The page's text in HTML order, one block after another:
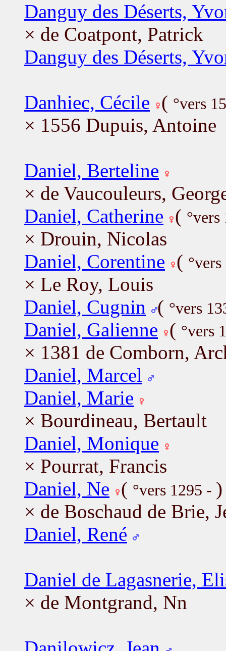
Danguy des Déserts,
× de Coatpont, Patrick
Danguy des Déserts,
Danhiec, Cécile ( °vers
× 1556 Dupuis, Antoine
Daniel, Berteline
× de Vaucouleurs,
Daniel, Catherine (
× Drouin, Nicolas
Daniel, Corentine (
× Le Roy, Louis
Daniel, Cugnin
( °vers
Daniel, Galienne ( °vers
× 1381 de Comborn,
Daniel, Marcel
Daniel, Marie
× Bourdineau, Bertault
Daniel, Monique
× Pourrat, Francis
Daniel, Ne ( °vers 1295 - )
× de Boschaud de Brie,
Daniel, René
Daniel de Lagasnerie,
× de Montgrand, Nn